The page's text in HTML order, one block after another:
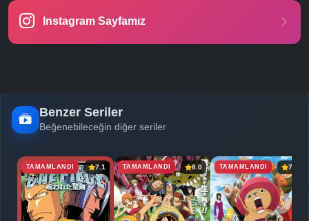
-Bölüm No: 24
Instagram Sayfamız
Benzer Seriler
Beğenebileceğin diğer seriler
TAMAMLANDI 7.1 TAMAMLANDI 8.0 TAMAMLANDI 7.4